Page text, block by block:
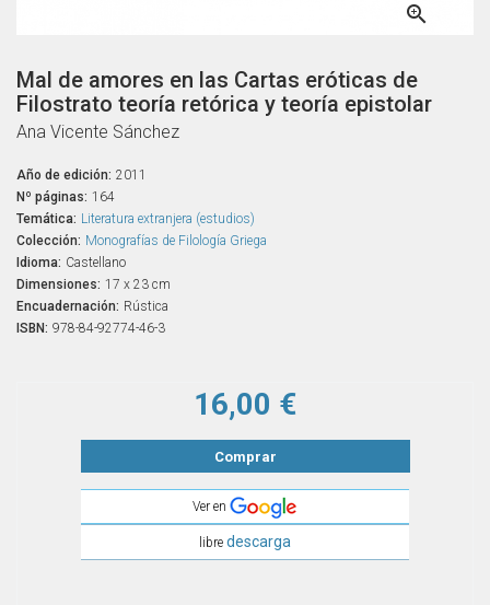

Mal de amores en las Cartas eróticas de
Filostrato teoría retórica y teoría epistolar
Ana Vicente Sánchez
Año de edición: 2011
Nº páginas: 164
Temática: Literatura extranjera (estudios)
Colección: Monografías de Filología Griega
Idioma: Castellano
Dimensiones: 17 x 23 cm
Encuadernación: Rústica
ISBN: 978-84-92774-46-3
16,00 €
Comprar
Ver en
libre descarga